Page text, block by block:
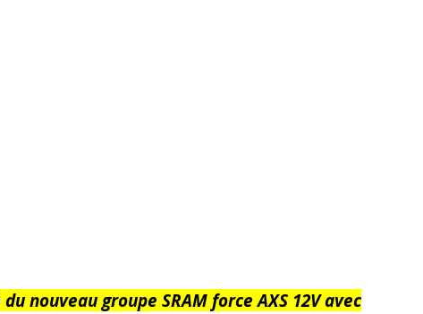
nouveau groupe SRAM force AXS 12V avec